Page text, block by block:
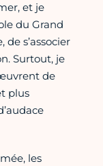
et je
du Grand
de s’associer
Surtout, je
de
plus
les